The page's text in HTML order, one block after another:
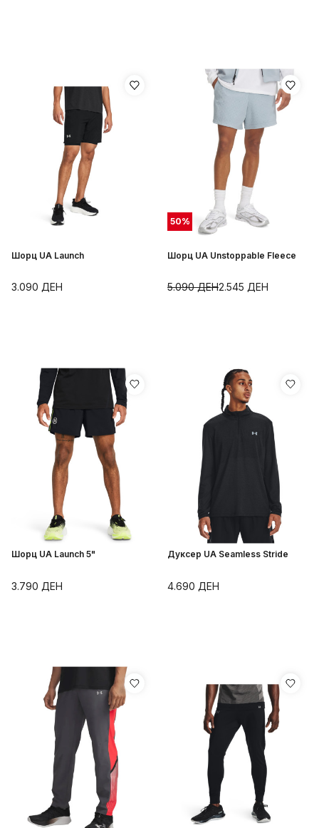
Шорц UA Launch
3.090 ДЕН
50%
Шорц UA Unstoppable Fleece
2.545 ДЕН
5.090ДЕН
Шорц UA Launch 5"
3.790 ДЕН
Дуксер UA Seamless Stride
4.690 ДЕН